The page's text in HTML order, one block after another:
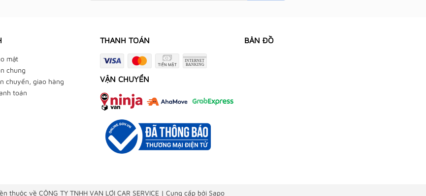
mật
chung
chuyển, giao hàng
toán
THANH TOÁN
VẬN CHUYỂN
BẢN ĐỒ
thuộc về CÔNG TY TNHH VẠN LỢI CAR SERVICE | Cung cấp bởi Sapo